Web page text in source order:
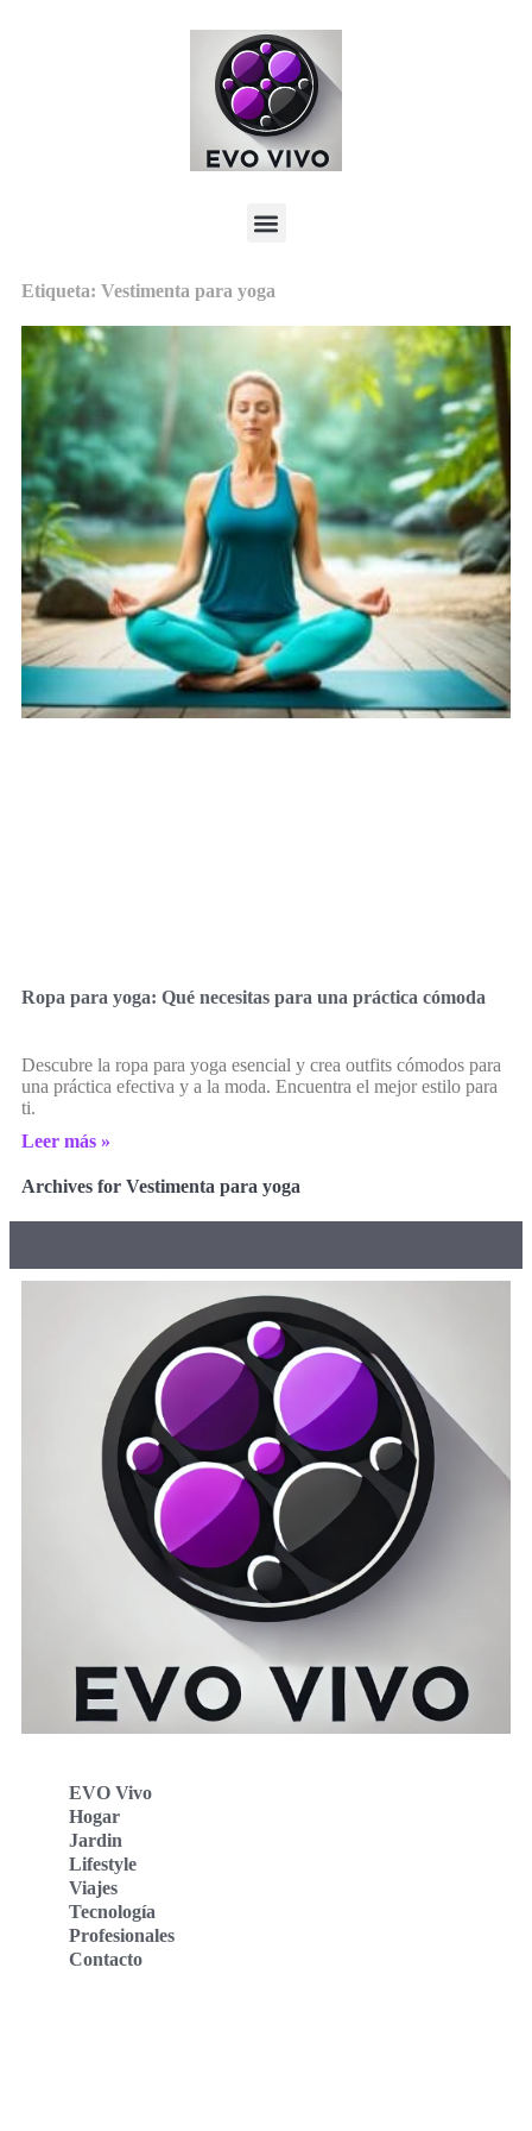
Etiqueta: Vestimenta para yoga
Ropa para yoga: Qué necesitas para una práctica cómoda
Descubre la ropa para yoga esencial y crea outfits cómodos para
una práctica efectiva y a la moda. Encuentra el mejor estilo para
ti.
Leer más »
Archives for Vestimenta para yoga
EVO Vivo
Hogar
Jardin
Lifestyle
Viajes
Tecnología
Profesionales
Contacto